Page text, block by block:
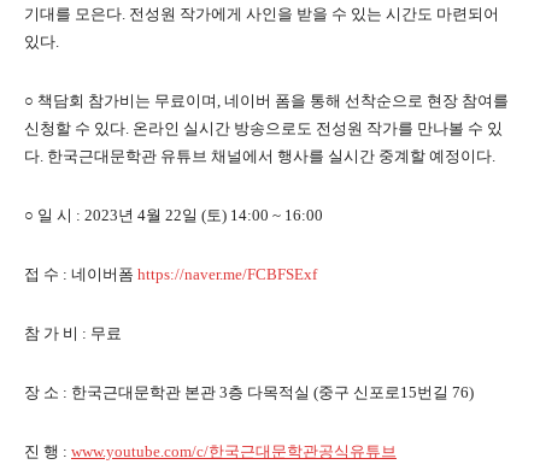
기대를 모은다. 전성원 작가에게 사인을 받을 수 있는 시간도 마련되어
있다.
○ 책담회 참가비는 무료이며, 네이버 폼을 통해 선착순으로 현장 참여를
신청할 수 있다. 온라인 실시간 방송으로도 전성원 작가를 만나볼 수 있
다. 한국근대문학관 유튜브 채널에서 행사를 실시간 중계할 예정이다.
○ 일 시 : 2023년 4월 22일 (토) 14:00 ~ 16:00
접 수 : 네이버폼 https://naver.me/FCBFSExf
참 가 비 : 무료
장 소 : 한국근대문학관 본관 3층 다목적실 (중구 신포로15번길 76)
진 행 : www.youtube.com/c/한국근대문학관공식유튜브